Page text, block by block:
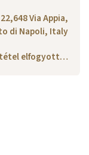
Via Appia,
di Napoli, Italy
elfogyott…